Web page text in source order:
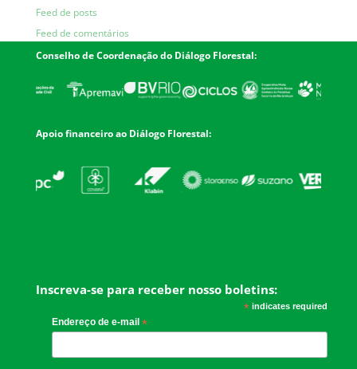
Feed de posts
Feed de comentários
WordPress.org
Conselho de Coordenação do Diálogo Florestal:
Apoio financeiro ao Diálogo Florestal:
Inscreva-se para receber nosso boletins:
*indicates required
Endereço de e-mail *